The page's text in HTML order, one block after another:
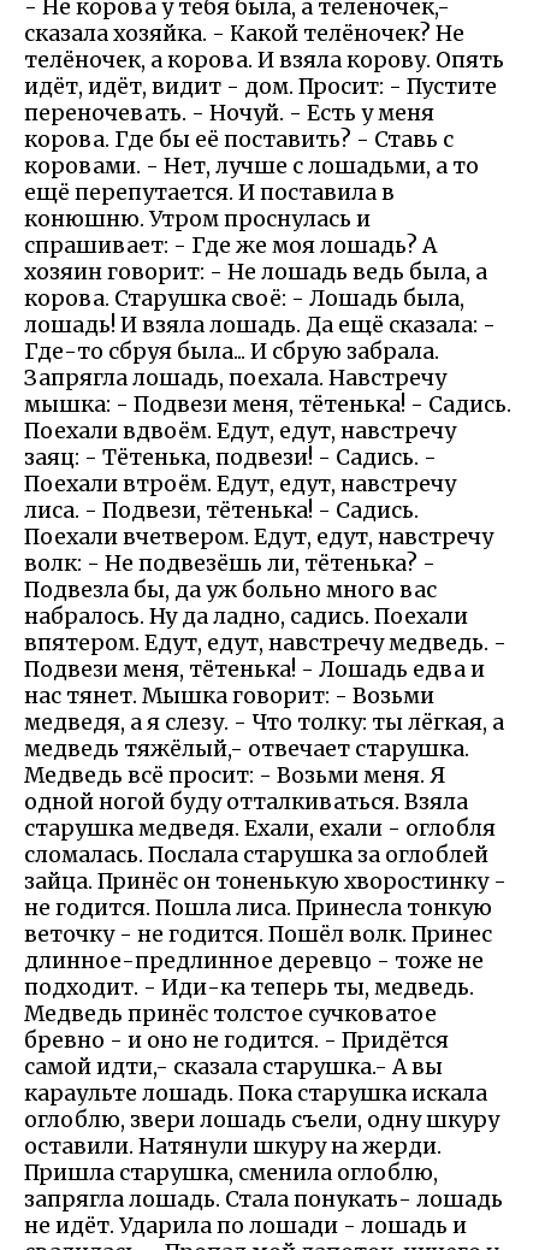
- Не корова у тебя была, а телёночек,-
сказала хозяйка. - Какой телёночек? Не
телёночек, а корова. И взяла корову. Опять
идёт, идёт, видит - дом. Просит: - Пустите
переночевать. - Ночуй. - Есть у меня
корова. Где бы её поставить? - Ставь с
коровами. - Нет, лучше с лошадьми, а то
ещё перепутается. И поставила в
конюшню. Утром проснулась и
спрашивает: - Где же моя лошадь? А
хозяин говорит: - Не лошадь ведь была, а
корова. Старушка своё: - Лошадь была,
лошадь! И взяла лошадь. Да ещё сказала: -
Где-то сбруя была... И сбрую забрала.
Запрягла лошадь, поехала. Навстречу
мышка: - Подвези меня, тётенька! - Садись.
Поехали вдвоём. Едут, едут, навстречу
заяц: - Тётенька, подвези! - Садись. -
Поехали втроём. Едут, едут, навстречу
лиса. - Подвези, тётенька! - Садись.
Поехали вчетвером. Едут, едут, навстречу
волк: - Не подвезёшь ли, тётенька? -
Подвезла бы, да уж больно много вас
набралось. Ну да ладно, садись. Поехали
впятером. Едут, едут, навстречу медведь. -
Подвези меня, тётенька! - Лошадь едва и
нас тянет. Мышка говорит: - Возьми
медведя, а я слезу. - Что толку: ты лёгкая, а
медведь тяжёлый,- отвечает старушка.
Медведь всё просит: - Возьми меня. Я
одной ногой буду отталкиваться. Взяла
старушка медведя. Ехали, ехали - оглобля
сломалась. Послала старушка за оглоблей
зайца. Принёс он тоненькую хворостинку -
не годится. Пошла лиса. Принесла тонкую
веточку - не годится. Пошёл волк. Принес
длинное-предлинное деревцо - тоже не
подходит. - Иди-ка теперь ты, медведь.
Медведь принёс толстое сучковатое
бревно - и оно не годится. - Придётся
самой идти,- сказала старушка.- А вы
караульте лошадь. Пока старушка искала
оглоблю, звери лошадь съели, одну шкуру
оставили. Натянули шкуру на жерди.
Пришла старушка, сменила оглоблю,
запрягла лошадь. Стала понукать- лошадь
не идёт. Ударила по лошади - лошадь и